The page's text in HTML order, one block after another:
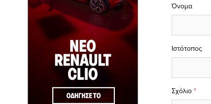
Σχόλιο *
Όνομα
Ιστότοπος